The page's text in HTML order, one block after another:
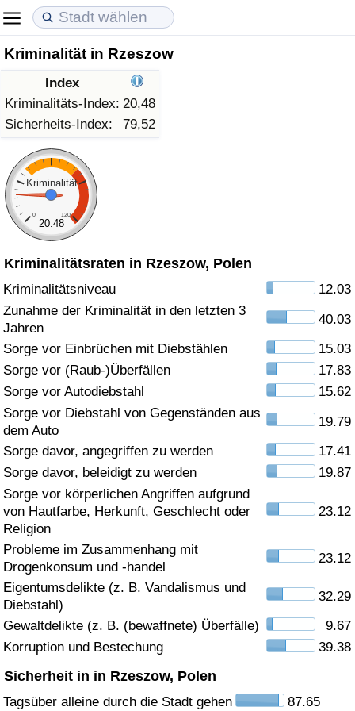
Kriminalität in Rzeszow
Index
Kriminalitäts-Index: 20,48
Sicherheits-Index:
79,52
Kriminalität
0 120
20.48
Kriminalitätsraten in Rzeszow, Polen
Kriminalitätsniveau
12.03
Zunahme der Kriminalität in den letzten 3
Jahren
40.03
Sorge vor Einbrüchen mit Diebstählen
15.03
Sorge vor (Raub-)Überfällen
17.83
Sorge vor Autodiebstahl
15.62
Sorge vor Diebstahl von Gegenständen aus
dem Auto
19.79
Sorge davor, angegriffen zu werden
17.41
Sorge davor, beleidigt zu werden
19.87
Sorge vor körperlichen Angriffen aufgrund
von Hautfarbe, Herkunft, Geschlecht oder
Religion
23.12
Probleme im Zusammenhang mit
Drogenkonsum und -handel
23.12
Eigentumsdelikte (z. B. Vandalismus und
Diebstahl)
32.29
Gewaltdelikte (z. B. (bewaffnete) Überfälle)
9.67
Korruption und Bestechung
39.38
Sicherheit in in Rzeszow, Polen
Tagsüber alleine durch die Stadt gehen 87.65
Lebenshaltungskosten
Lebenshaltungskosten-Index (aktuell)
Lebenshaltungskosten-Index
Lebenshaltungskosten-Index nach Land
in Akaba
Immobilienpreise
Immobilienpreis-Index (aktuell)
Immobilienpreis-Index
Immobilienpreis-Index nach Land
Lebensqualität
Lebensqualität-Index
Lebensqualität-Index (aktuell)
Lebensqualitätsindex nach Land
Kriminalität
Kriminalitäts-Index (aktuell)
Kriminalitäts-Index
Kriminalitätsindex nach Land
Gesundheitsversorgung
Gesundheitsversorgungs-Index (aktuell)
Gesundheitsversorgungs-Index
Gesundheitsversorgungs-Index nach Land
Umweltverschmutzung
Umweltverschmutzungs-Index (aktuell)
Verschmutzungsindex
Umweltverschmutzungs-Index nach Land
Verkehr